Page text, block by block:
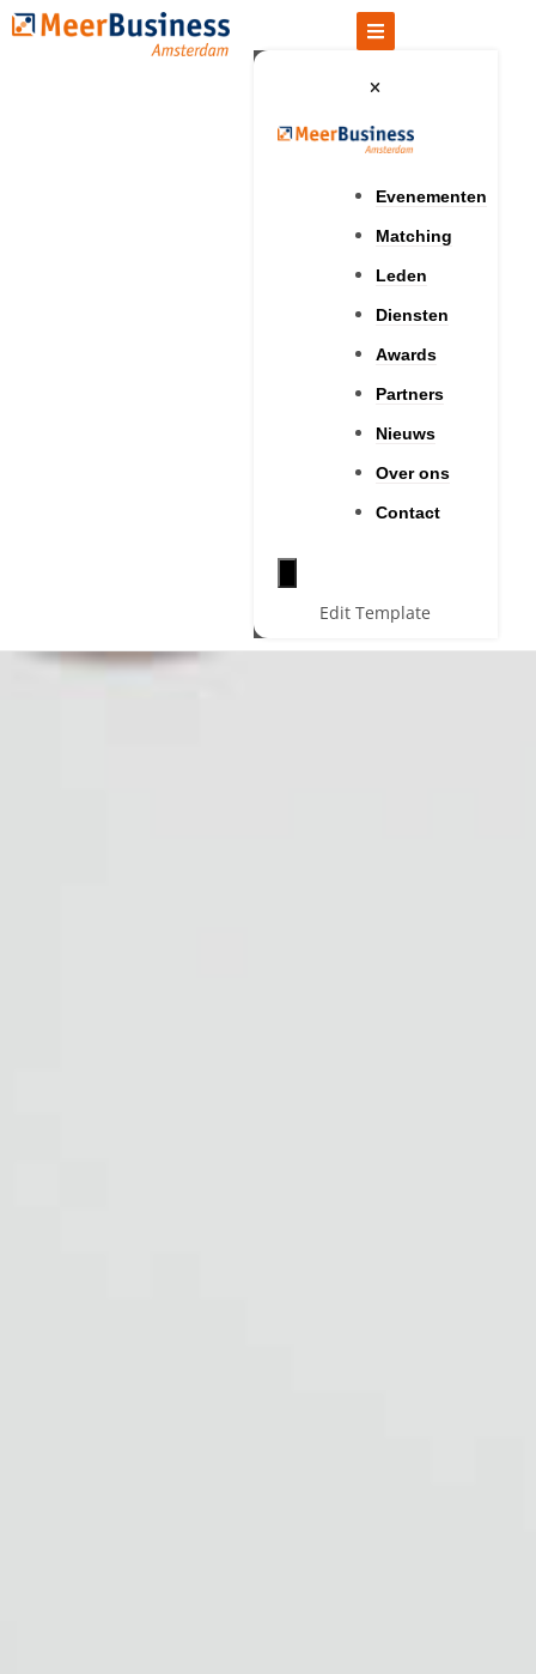
Evenementen
Matching
Leden
Diensten
Awards
Partners
Nieuws
Over ons
Contact
Edit Template